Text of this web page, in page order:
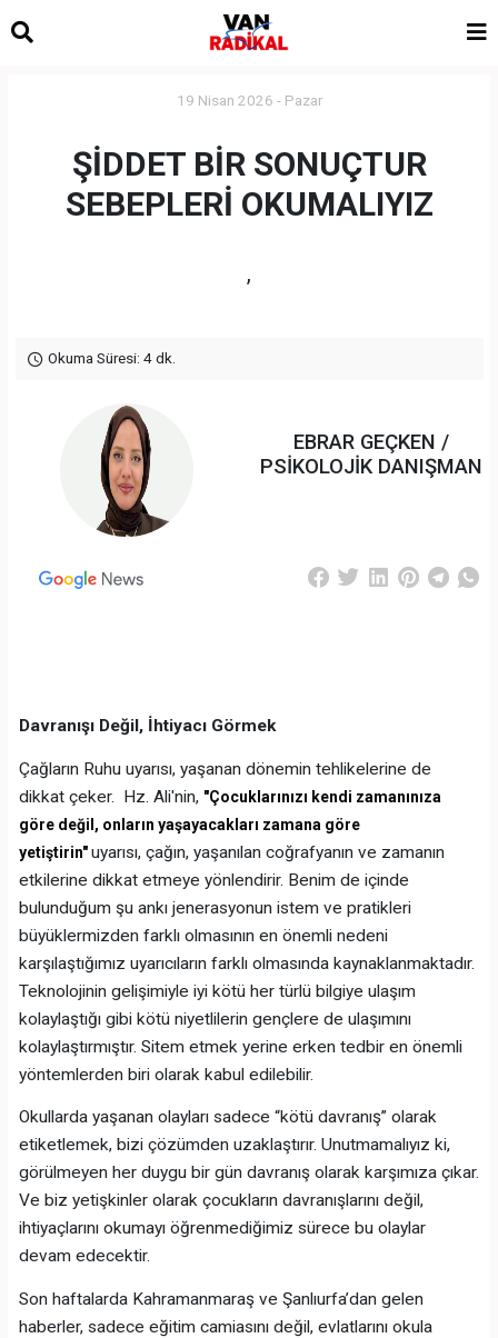
19 Nisan 2026 - Pazar
ŞİDDET BİR SONUÇTUR
SEBEPLERİ OKUMALIYIZ
,
Okuma Süresi: 4 dk.
EBRAR GEÇKEN /
PSİKOLOJİK DANIŞMAN
Davranışı Değil, İhtiyacı Görmek
Çağların Ruhu uyarısı, yaşanan dönemin tehlikelerine de
dikkat çeker. Hz. Ali'nin, "Çocuklarınızı kendi zamanınıza
göre değil, onların yaşayacakları zamana göre
yetiştirin"uyarısı, çağın, yaşanılan coğrafyanın ve zamanın
etkilerine dikkat etmeye yönlendirir. Benim de içinde
bulunduğum şu ankı jenerasyonun istem ve pratikleri
büyüklermizden farklı olmasının en önemli nedeni
karşılaştığımız uyarıcıların farklı olmasında kaynaklanmaktadır.
Teknolojinin gelişimiyle iyi kötü her türlü bilgiye ulaşım
kolaylaştığı gibi kötü niyetlilerin gençlere de ulaşımını
kolaylaştırmıştır. Sitem etmek yerine erken tedbir en önemli
yöntemlerden biri olarak kabul edilebilir.
Okullarda yaşanan olayları sadece “kötü davranış” olarak
etiketlemek, bizi çözümden uzaklaştırır. Unutmamalıyız ki,
görülmeyen her duygu bir gün davranış olarak karşımıza çıkar.
Ve biz yetişkinler olarak çocukların davranışlarını değil,
ihtiyaçlarını okumayı öğrenmediğimiz sürece bu olaylar
devam edecektir.
Son haftalarda Kahramanmaraş ve Şanlıurfa’dan gelen
haberler, sadece eğitim camiasını değil, evlatlarını okula